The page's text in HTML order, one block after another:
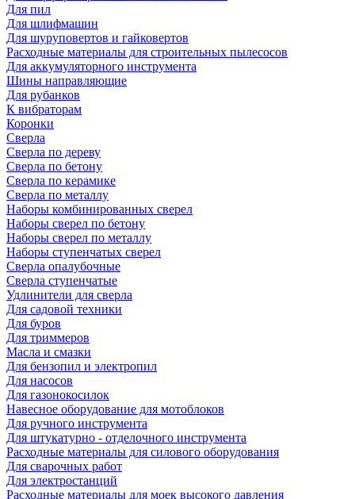
Для пил
Для шлифмашин
Для шуруповертов и гайковертов
Расходные материалы для строительных пылесосов
Для аккумуляторного инструмента
Шины направляющие
Для рубанков
К вибраторам
Коронки
Сверла
Сверла по дереву
Сверла по бетону
Сверла по керамике
Сверла по металлу
Наборы комбинированных сверел
Наборы сверел по бетону
Наборы сверел по металлу
Наборы ступенчатых сверел
Сверла опалубочные
Сверла ступенчатые
Удлинители для сверла
Для садовой техники
Для буров
Для триммеров
Масла и смазки
Для бензопил и электропил
Для насосов
Для газонокосилок
Навесное оборудование для мотоблоков
Для ручного инструмента
Для штукатурно - отделочного инструмента
Расходные материалы для силового оборудования
Для сварочных работ
Для электростанций
Расходные материалы для моек высокого давления